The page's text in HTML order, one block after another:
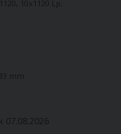
07.08.2026
10x1120 Lp,
mm